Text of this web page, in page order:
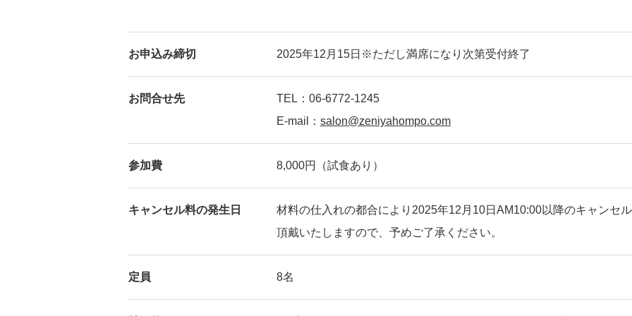
お申込み締切 2025年12月15日※ただし満席になり次第受付終了
お問合せ先
TEL：06-6772-1245
E-mail： salon@zeniyahompo.com
参加費 8,000円（試食あり）
キャンセル料の発生日
材料の仕入れの都合により2025年12月10日AM10:00以降のキャンセ
頂戴いたしますので、予めご了承ください。
定員 8名